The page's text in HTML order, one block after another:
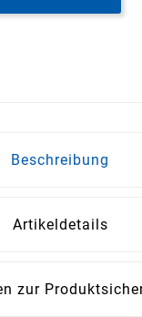
Beschreibung
Artikeldetails
zur